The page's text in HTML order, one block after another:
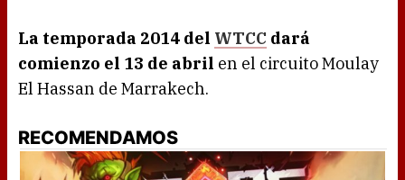
La temporada 2014 del WTCC dará
comienzo el 13 de abril en el circuito Moulay
El Hassan de Marrakech.
RECOMENDAMOS